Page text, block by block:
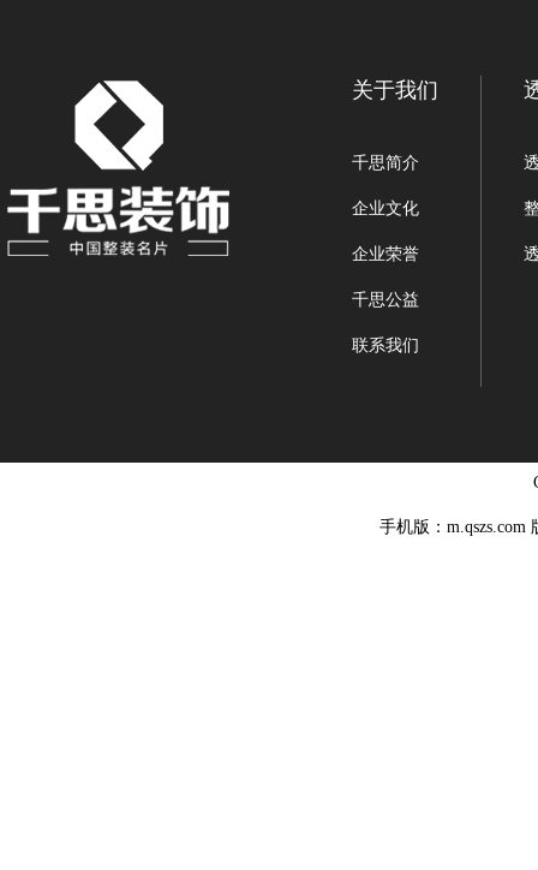
关于我们
千思简介
企业文化
企业荣誉
千思公益
联系我们
手机版：m.qszs.com